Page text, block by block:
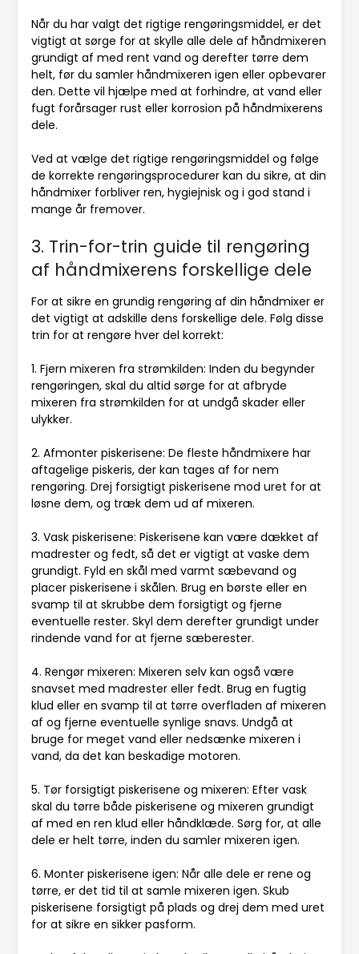
Når du har valgt det rigtige rengøringsmiddel, er det
vigtigt at sørge for at skylle alle dele af håndmixeren
grundigt af med rent vand og derefter tørre dem
helt, før du samler håndmixeren igen eller opbevarer
den. Dette vil hjælpe med at forhindre, at vand eller
fugt forårsager rust eller korrosion på håndmixerens
dele.
Ved at vælge det rigtige rengøringsmiddel og følge
de korrekte rengøringsprocedurer kan du sikre, at din
håndmixer forbliver ren, hygiejnisk og i god stand i
mange år fremover.
3. Trin-for-trin guide til rengøring
af håndmixerens forskellige dele
For at sikre en grundig rengøring af din håndmixer er
det vigtigt at adskille dens forskellige dele. Følg disse
trin for at rengøre hver del korrekt:
1. Fjern mixeren fra strømkilden: Inden du begynder
rengøringen, skal du altid sørge for at afbryde
mixeren fra strømkilden for at undgå skader eller
ulykker.
2. Afmonter piskerisene: De fleste håndmixere har
aftagelige piskeris, der kan tages af for nem
rengøring. Drej forsigtigt piskerisene mod uret for at
løsne dem, og træk dem ud af mixeren.
3. Vask piskerisene: Piskerisene kan være dækket af
madrester og fedt, så det er vigtigt at vaske dem
grundigt. Fyld en skål med varmt sæbevand og
placer piskerisene i skålen. Brug en børste eller en
svamp til at skrubbe dem forsigtigt og fjerne
eventuelle rester. Skyl dem derefter grundigt under
rindende vand for at fjerne sæberester.
4. Rengør mixeren: Mixeren selv kan også være
snavset med madrester eller fedt. Brug en fugtig
klud eller en svamp til at tørre overfladen af mixeren
af og fjerne eventuelle synlige snavs. Undgå at
bruge for meget vand eller nedsænke mixeren i
vand, da det kan beskadige motoren.
5. Tør forsigtigt piskerisene og mixeren: Efter vask
skal du tørre både piskerisene og mixeren grundigt
af med en ren klud eller håndklæde. Sørg for, at alle
dele er helt tørre, inden du samler mixeren igen.
6. Monter piskerisene igen: Når alle dele er rene og
tørre, er det tid til at samle mixeren igen. Skub
piskerisene forsigtigt på plads og drej dem med uret
for at sikre en sikker pasform.